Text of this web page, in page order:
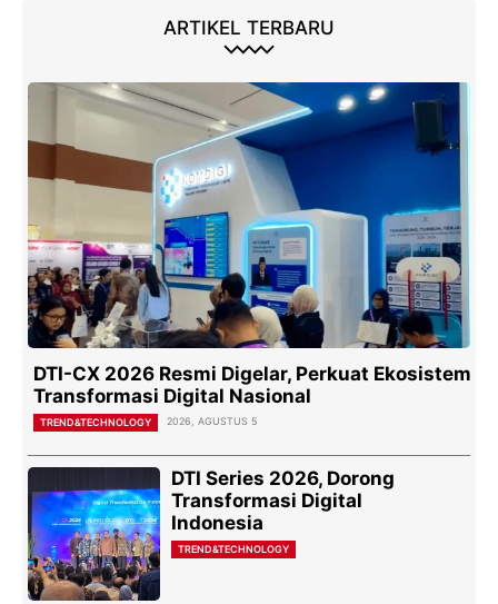
ARTIKEL TERBARU
DTI-CX 2026 Resmi Digelar, Perkuat Ekosistem
Transformasi Digital Nasional
TREND&TECHNOLOGY 2026, AGUSTUS 5
DTI Series 2026, Dorong
Transformasi Digital
Indonesia
TREND&TECHNOLOGY